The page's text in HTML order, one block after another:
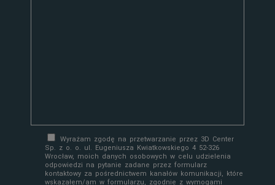
Wyrażam zgodę na przetwarzanie przez 3D Center
Sp. z o. o. ul. Eugeniusza Kwiatkowskiego 4 52-326
Wrocław, moich danych osobowych w celu udzielenia
odpowiedzi na pytanie zadane przez formularz
kontaktowy za pośrednictwem kanałów komunikacji, które
wskazałem/am w formularzu, zgodnie z wymogami